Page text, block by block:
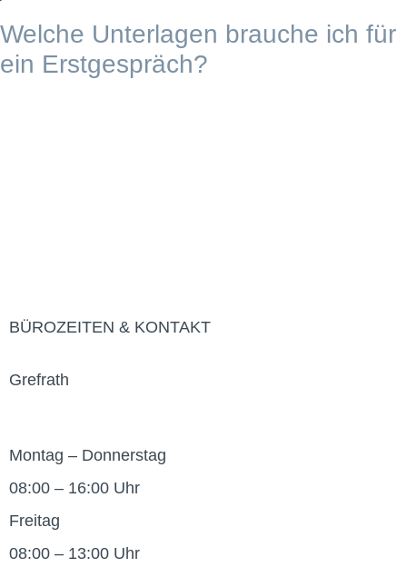
Welche Unterlagen brauche ich für
ein Erstgespräch?
BÜROZEITEN & KONTAKT
Grefrath
Montag – Donnerstag
08:00 – 16:00 Uhr
Freitag
08:00 – 13:00 Uhr